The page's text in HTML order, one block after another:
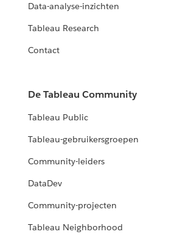
Data-analyse-inzichten
Tableau Research
Contact
De Tableau Community
Tableau Public
Tableau-gebruikersgroepen
Community-leiders
DataDev
Community-projecten
Tableau Neighborhood